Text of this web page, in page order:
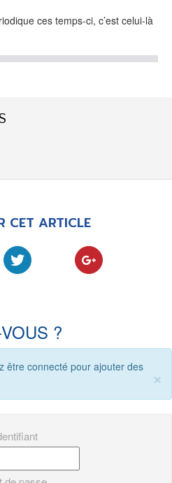
ces temps-ci, c’est celui-là
CET ARTICLE
?
être connecté pour ajouter des
×